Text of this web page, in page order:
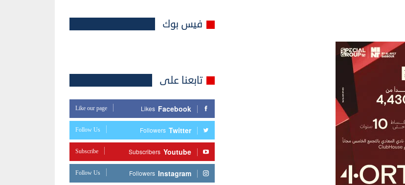
فيس بوك
تابعنا على
Facebook
Likes
Like our page
Twitter
Followers
Follow Us
Youtube
Subscribers
Subscribe
Instagram
Followers
Follow Us